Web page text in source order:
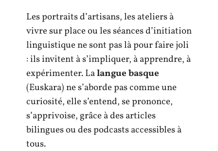
Les portraits d’artisans, les ateliers à
vivre sur place ou les séances d’initiation
linguistique ne sont pas là pour faire joli
: ils invitent à s’impliquer, à apprendre, à
expérimenter. Lalangue basque
(Euskara) ne s’aborde pas comme une
curiosité, elle s’entend, se prononce,
s’apprivoise, grâce à des articles
bilingues ou des podcasts accessibles à
tous.